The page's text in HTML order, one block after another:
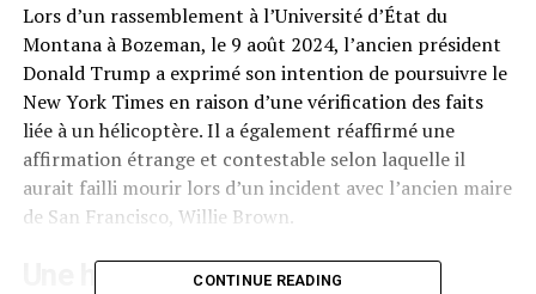
Lors d’un rassemblement à l’Université d’État du
Montana à Bozeman, le 9 août 2024, l’ancien président
Donald Trump a exprimé son intention de poursuivre le
New York Times en raison d’une vérification des faits
liée à un hélicoptère. Il a également réaffirmé une
affirmation étrange et contestable selon laquelle il
aurait failli mourir lors d’un incident avec l’ancien maire
de San Francisco, Willie Brown.
Une histoire contestée
CONTINUE READING